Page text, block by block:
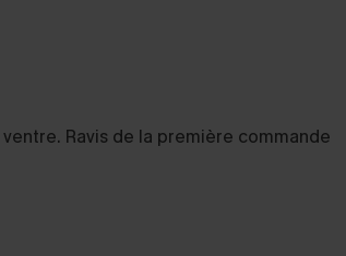
Ravis de la première commande